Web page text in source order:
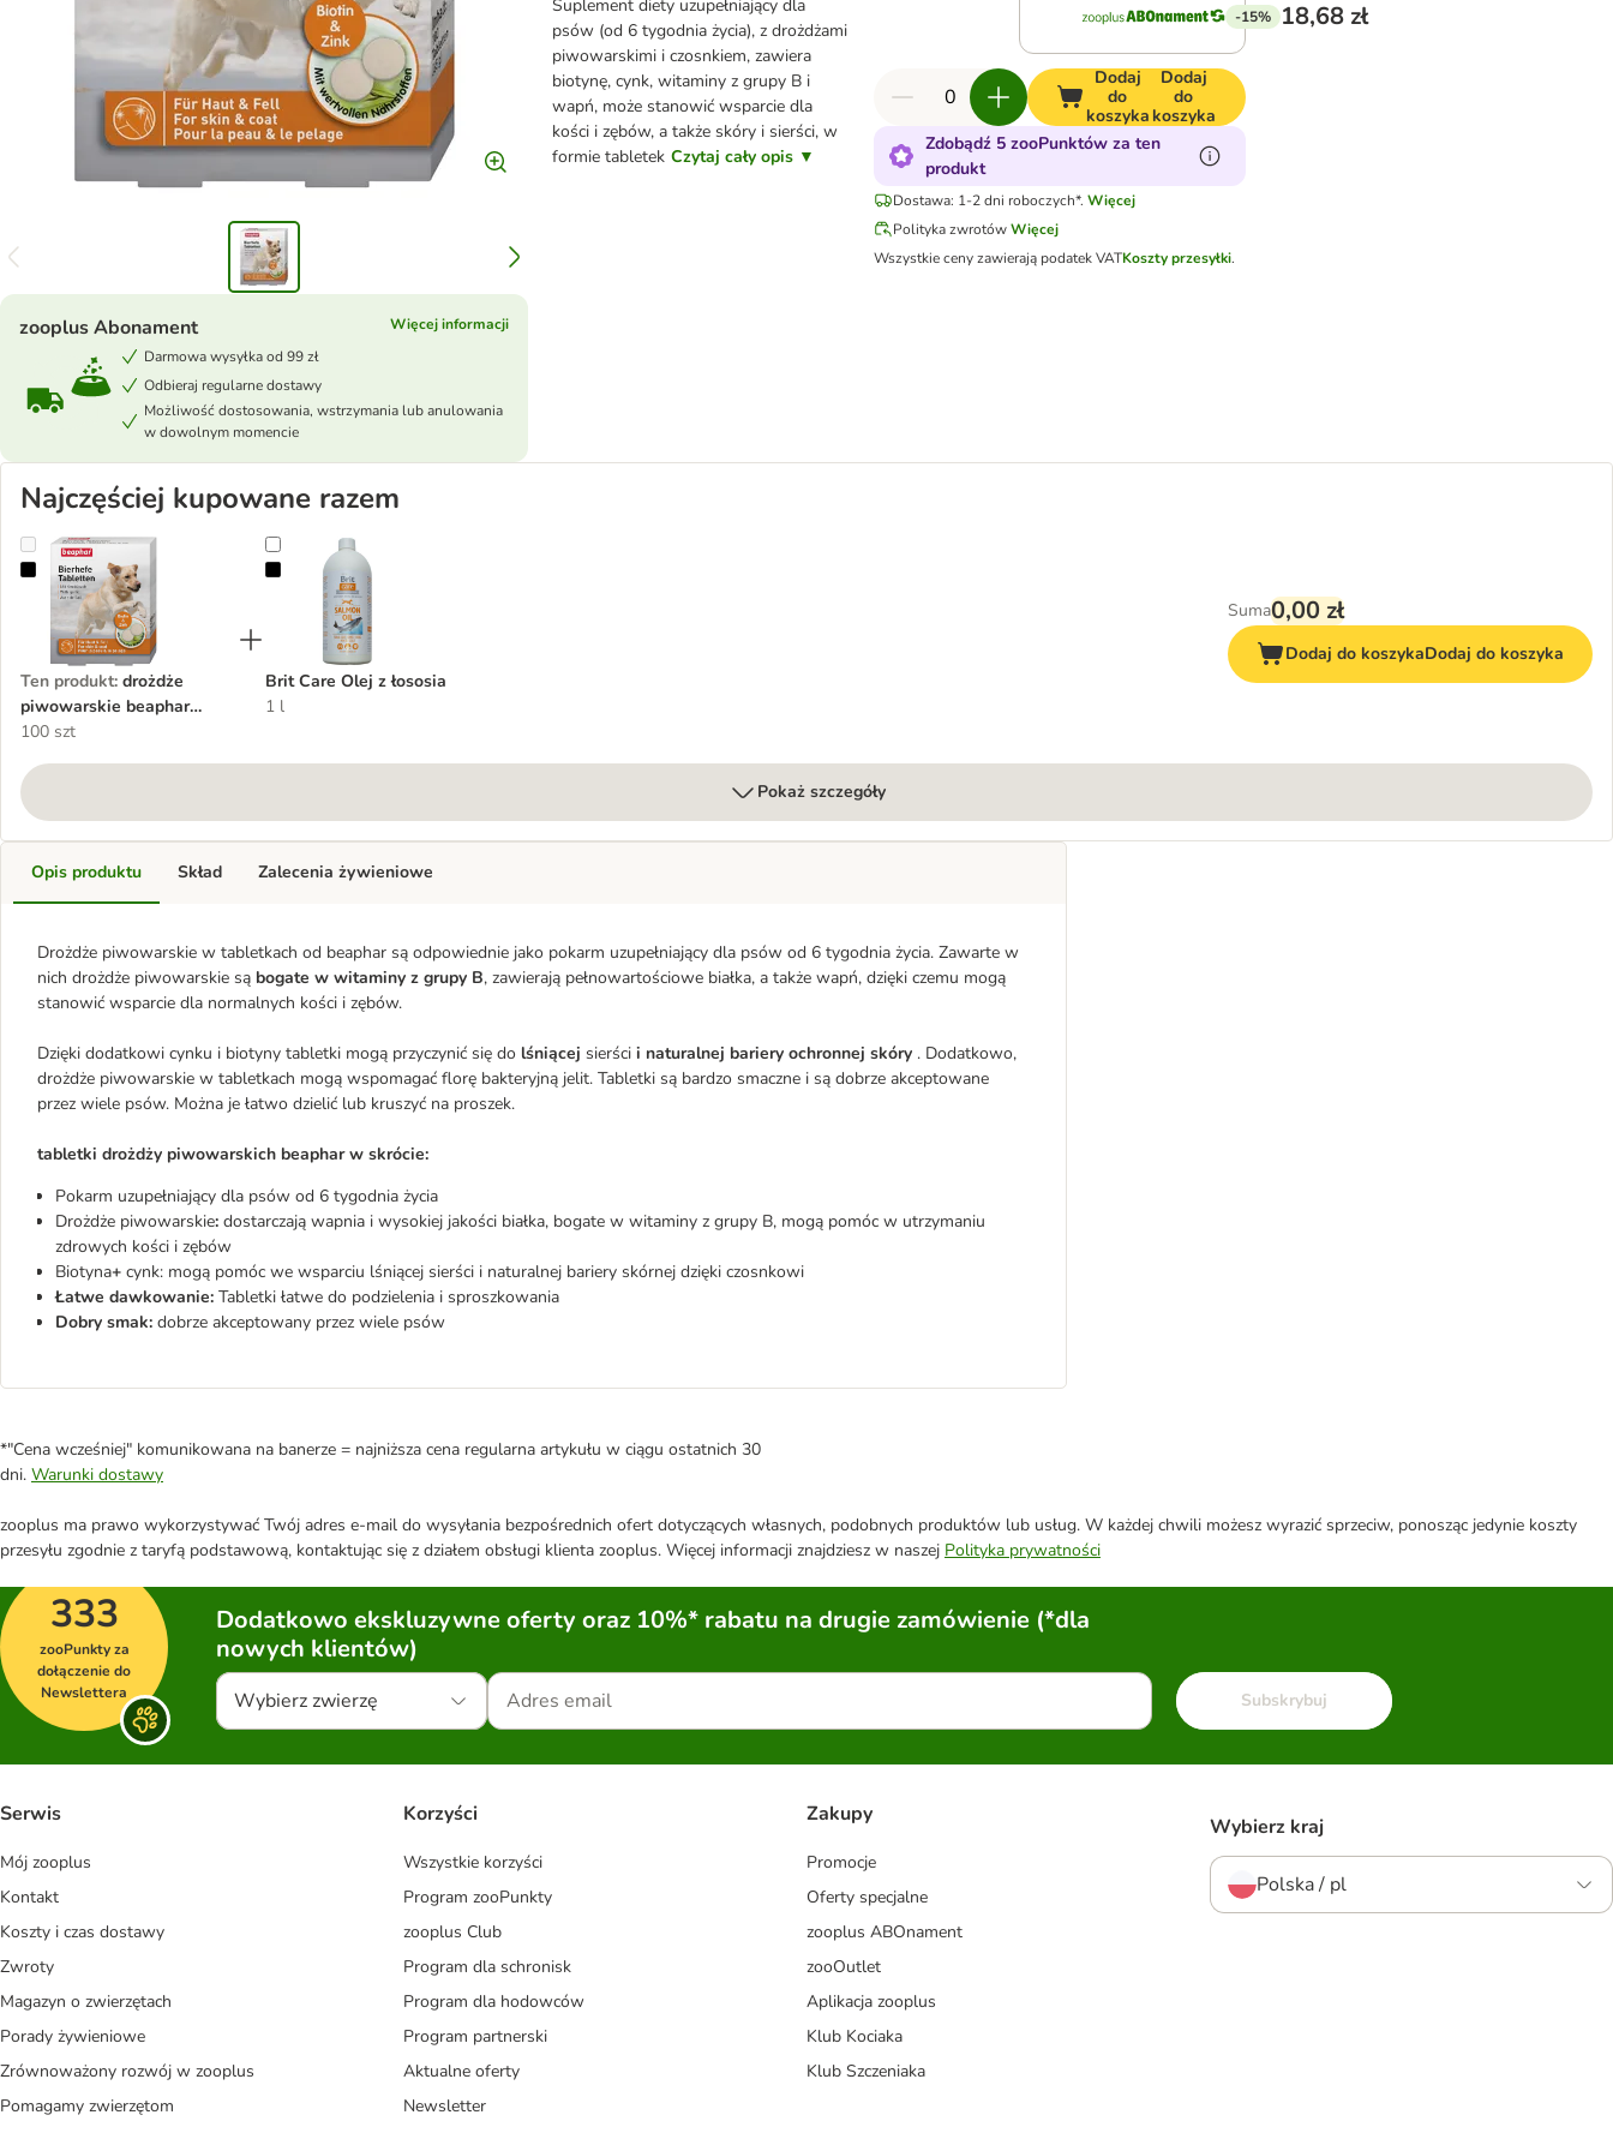
Suplement diety uzupełniający dla
psów (od 6 tygodnia życia), z drożdżami
piwowarskimi i czosnkiem, zawiera
biotynę, cynk, witaminy z grupy B i
wapń, może stanowić wsparcie dla
kości i zębów, a także skóry i sierści, w
formie tabletek Czytaj cały opis ▼
zooplus Abonament
Więcej informacji
Darmowa wysyłka od 99 zł
Odbieraj regularne dostawy
Możliwość dostosowania, wstrzymania lub anulowania
w dowolnym momencie
-15% 18,68 zł
Dodaj
do
koszyka
Dodaj
do
koszyka
Zdobądź 5 zooPunktów za ten
produkt
Dostawa: 1-2 dni roboczych*. Więcej
Polityka zwrotów Więcej
Wszystkie ceny zawierają podatek VATKoszty przesyłki.
Najczęściej kupowane razem
drożdże piwowarskie beaphar tabletki
Ten produkt: drożdże
piwowarskie beaphar
tabletki
100 szt
Brit Care Olej z łososia
Brit Care Olej z łososia
1 l
Suma0,00 zł
Dodaj do koszykaDodaj do koszyka
Pokaż szczegóły
Opis produktu
Drożdże piwowarskie w tabletkach od beaphar są odpowiednie jako pokarm uzupełniający dla psów od 6 tygodnia życia. Zawarte w
nich drożdże piwowarskie są bogate w witaminy z grupy B, zawierają pełnowartościowe białka, a także wapń, dzięki czemu mogą
stanowić wsparcie dla normalnych kości i zębów.
Dzięki dodatkowi cynku i biotyny tabletki mogą przyczynić się do lśniącej sierści i naturalnej bariery ochronnej skóry . Dodatkowo,
drożdże piwowarskie w tabletkach mogą wspomagać florę bakteryjną jelit. Tabletki są bardzo smaczne i są dobrze akceptowane
przez wiele psów. Można je łatwo dzielić lub kruszyć na proszek.
tabletki drożdży piwowarskich beaphar w skrócie:
Pokarm uzupełniający dla psów od 6 tygodnia życia
Drożdże piwowarskie: dostarczają wapnia i wysokiej jakości białka, bogate w witaminy z grupy B, mogą pomóc w utrzymaniu
zdrowych kości i zębów
Biotyna+ cynk: mogą pomóc we wsparciu lśniącej sierści i naturalnej bariery skórnej dzięki czosnkowi
Łatwe dawkowanie: Tabletki łatwe do podzielenia i sproszkowania
Dobry smak: dobrze akceptowany przez wiele psów
Skład Zalecenia żywieniowe
*"Cena wcześniej" komunikowana na banerze = najniższa cena regularna artykułu w ciągu ostatnich 30
dni. Warunki dostawy
zooplus ma prawo wykorzystywać Twój adres e-mail do wysyłania bezpośrednich ofert dotyczących własnych, podobnych produktów lub usług. W każdej chwili możesz wyrazić sprzeciw, ponosząc jedynie koszty
przesyłu zgodnie z taryfą podstawową, kontaktując się z działem obsługi klienta zooplus. Więcej informacji znajdziesz w naszej Polityka prywatności
333
zooPunkty za
dołączenie do
Newslettera
Dodatkowo ekskluzywne oferty oraz 10%* rabatu na drugie zamówienie (*dla
nowych klientów)
Wybierz zwierzę Subskrybuj
Serwis
Mój zooplus
Kontakt
Koszty i czas dostawy
Zwroty
Magazyn o zwierzętach
Porady żywieniowe
Zrównoważony rozwój w zooplus
Pomagamy zwierzętom
Korzyści
Wszystkie korzyści
Program zooPunkty
zooplus Club
Program dla schronisk
Program dla hodowców
Program partnerski
Aktualne oferty
Newsletter
Zakupy
Promocje
Oferty specjalne
zooplus ABOnament
zooOutlet
Aplikacja zooplus
Klub Kociaka
Klub Szczeniaka
Wybierz kraj
Polska / pl